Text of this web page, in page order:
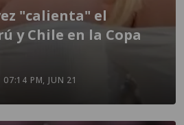
"calienta" el
y Chile en la Copa
07:14 PM, JUN 21